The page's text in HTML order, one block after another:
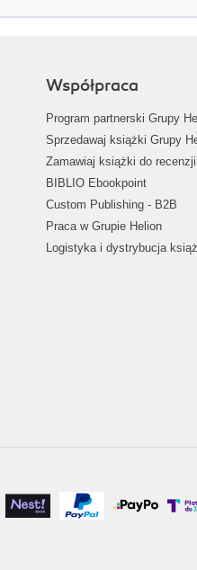
Współpraca
Program partnerski Grupy
Sprzedawaj książki Grupy
Zamawiaj książki do
BIBLIO Ebookpoint
Custom Publishing - B2B
Praca w Grupie Helion
Logistyka i dystrybucja